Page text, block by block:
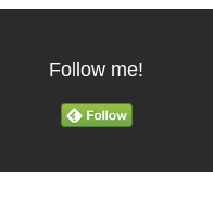
Follow me!